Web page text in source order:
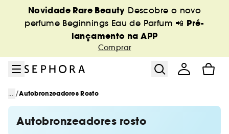
Ir para o menu
Ir para o conteúdo principal
Ir para o rodapé
Novidade Rare Beauty Descobre o novo
perfume Beginnings Eau de Parfum 📲 Pré-
lançamento na APP
Comprar
... /Autobronzeadores Rosto
Autobronzeadores rosto